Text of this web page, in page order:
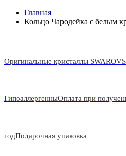
Главная
Кольцо Чародейка с белым
Оригинальные кристаллы
ГипоаллергенныОплата при
годПодарочная упаковка